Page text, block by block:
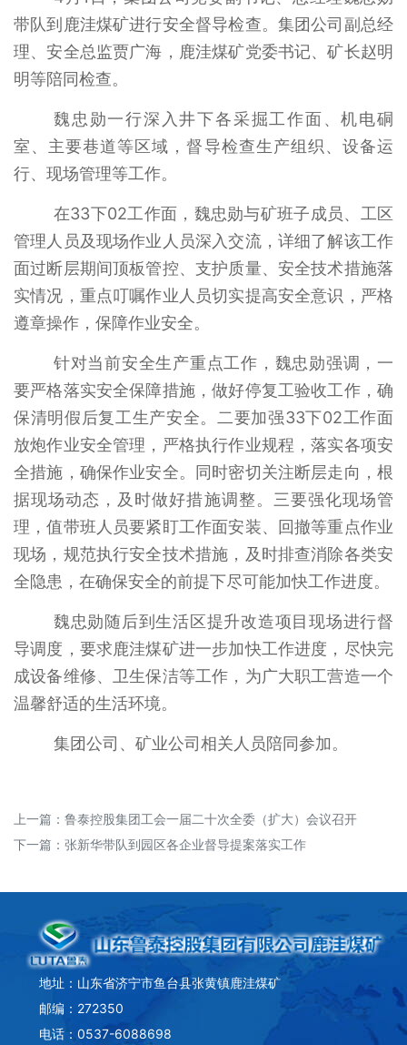
带队到鹿洼煤矿进行安全督导检查。集团公司副总经
理、安全总监贾广海，鹿洼煤矿党委书记、矿长赵明
明等陪同检查。
魏忠勋一行深入井下各采掘工作面、机电硐
室、主要巷道等区域，督导检查生产组织、设备运
行、现场管理等工作。
在33下02工作面，魏忠勋与矿班子成员、工区
管理人员及现场作业人员深入交流，详细了解该工作
面过断层期间顶板管控、支护质量、安全技术措施落
实情况，重点叮嘱作业人员切实提高安全意识，严格
遵章操作，保障作业安全。
针对当前安全生产重点工作，魏忠勋强调，一
要严格落实安全保障措施，做好停复工验收工作，确
保清明假后复工生产安全。二要加强33下02工作面
放炮作业安全管理，严格执行作业规程，落实各项安
全措施，确保作业安全。同时密切关注断层走向，根
据现场动态，及时做好措施调整。三要强化现场管
理，值带班人员要紧盯工作面安装、回撤等重点作业
现场，规范执行安全技术措施，及时排查消除各类安
全隐患，在确保安全的前提下尽可能加快工作进度。
魏忠勋随后到生活区提升改造项目现场进行督
导调度，要求鹿洼煤矿进一步加快工作进度，尽快完
成设备维修、卫生保洁等工作，为广大职工营造一个
温馨舒适的生活环境。
集团公司、矿业公司相关人员陪同参加。
上一篇： 鲁泰控股集团工会一届二十次全委（扩大）会议召开
下一篇： 张新华带队到园区各企业督导提案落实工作
地址：山东省济宁市鱼台县张黄镇鹿洼煤矿
邮编：272350
电话：0537-6088698